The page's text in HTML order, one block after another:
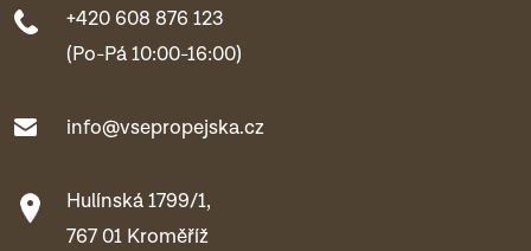
+420 608 876 123
(Po-Pá 10:00-16:00)
info@vsepropejska.cz
Hulínská 1799/1,
767 01 Kroměříž